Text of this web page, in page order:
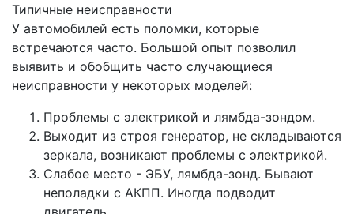
Типичные неисправности
У автомобилей есть поломки, которые
встречаются часто. Большой опыт позволил
выявить и обобщить часто случающиеся
неисправности у некоторых моделей:
Проблемы с электрикой и лямбда-зондом.
Выходит из строя генератор, не складываются
зеркала, возникают проблемы с электрикой.
Слабое место - ЭБУ, лямбда-зонд. Бывают
неполадки с АКПП. Иногда подводит